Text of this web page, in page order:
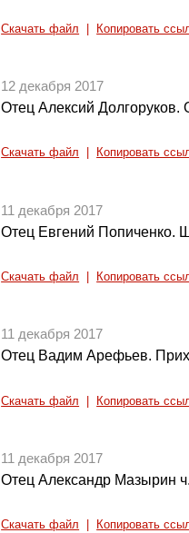
Скачать файл Копировать
12 декабря 2017
Отец Алексий Долгоруков.
Скачать файл Копировать
11 декабря 2017
Отец Евгений Попиченко.
Скачать файл Копировать
11 декабря 2017
Отец Вадим Арефьев.
Скачать файл Копировать
11 декабря 2017
Отец Александр Мазырин
Скачать файл Копировать